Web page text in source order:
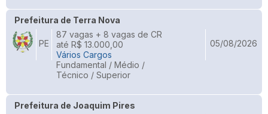
Prefeitura de Terra Nova
PE
87 vagas + 8 vagas de CR
até R$ 13.000,00
Vários Cargos
Fundamental / Médio /
Técnico / Superior
05/08/2026
Prefeitura de Joaquim Pires